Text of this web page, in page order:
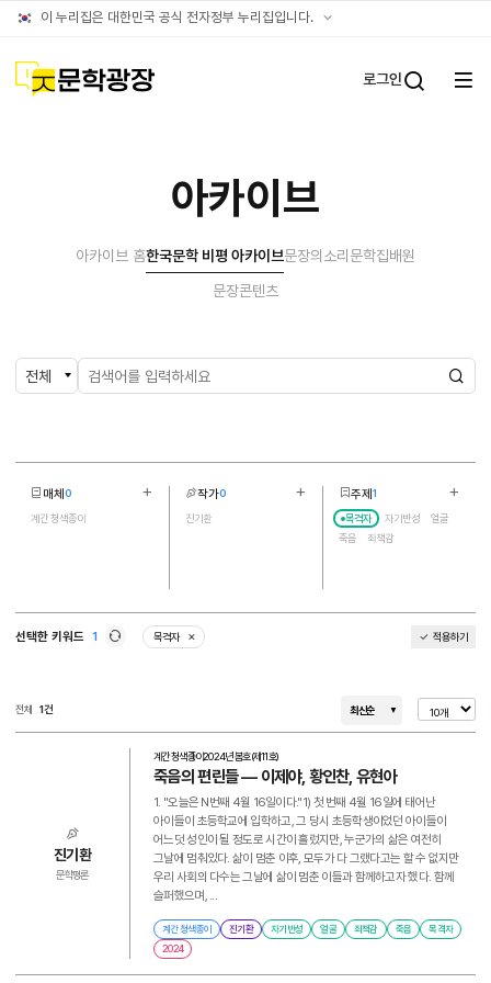
이 누리집은 대한민국 공식 전자정부 누리집입니다. 공식
문학광장 로그인
전체
아카이브
아카이브 홈한국문학 비평 아카이브문장의소리 문학집배원
문장콘텐츠
매체0
계간 청색종이
작가0
진기환
주제1
목격자 자기반성
얼굴
죽음
죄책감
선택한 키워드 1
목격자
삭제
적용하기
전체 1건 최신순
진기환
문학평론
계간 청색종이2024년 봄호(제11호)
죽음의 편린들 ― 이제야, 황인찬, 유현아
1. "오늘은 N번째 4월 16일이다."1) 첫 번째 4월 16일에 태어난
아이들이 초등학교에 입학하고, 그 당시 초등학생이었던 아이들이
어느덧 성인이 될 정도로 시간이 흘렀지만, 누군가의 삶은 여전히
그날에 멈춰있다. 삶이 멈춘 이후, 모두가 다 그랬다고는 할 수 없지만
우리 사회의 다수는 그날에 삶이 멈춘 이들과 함께하고자 했다. 함께
슬퍼했으며, ...
계간 청색종이 진기환 자기반성 얼굴 죄책감 죽음
목격자
2024